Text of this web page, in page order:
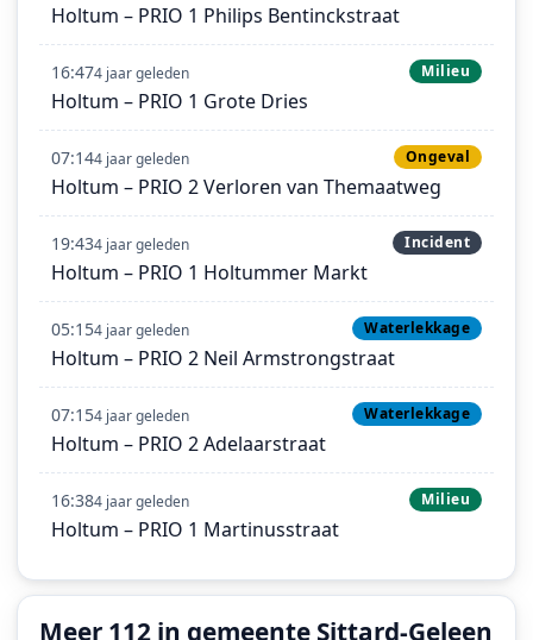
Holtum – PRIO 1 Philips Bentinckstraat
16:474 jaar geleden Milieu
Holtum – PRIO 1 Grote Dries
07:144 jaar geleden Ongeval
Holtum – PRIO 2 Verloren van Themaatweg
19:434 jaar geleden Incident
Holtum – PRIO 1 Holtummer Markt
05:154 jaar geleden Waterlekkage
Holtum – PRIO 2 Neil Armstrongstraat
07:154 jaar geleden Waterlekkage
Holtum – PRIO 2 Adelaarstraat
16:384 jaar geleden Milieu
Holtum – PRIO 1 Martinusstraat
Meer 112 in gemeente Sittard-Geleen